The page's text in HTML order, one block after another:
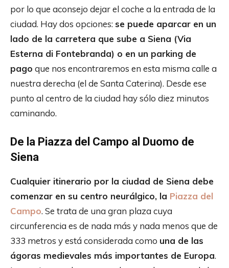
por lo que aconsejo dejar el coche a la entrada de la
ciudad. Hay dos opciones:se puede aparcar en un
lado de la carretera que sube a Siena (Via
Esterna di Fontebranda) o en un parking de
pago que nos encontraremos en esta misma calle a
nuestra derecha (el de Santa Caterina). Desde ese
punto al centro de la ciudad hay sólo diez minutos
caminando.
De la Piazza del Campo al Duomo de
Siena
Cualquier itinerario por la ciudad de Siena debe
comenzar en su centro neurálgico, la Piazza del
Campo. Se trata de una gran plaza cuya
circunferencia es de nada más y nada menos que de
333 metros y está considerada como una de las
ágoras medievales más importantes de Europa.